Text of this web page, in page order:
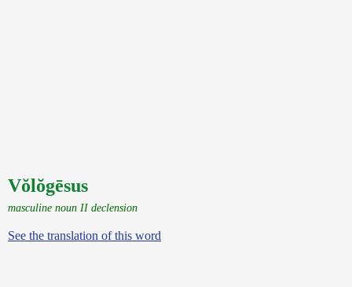
Vŏlŏgēsus
masculine noun II declension
See the translation of this word